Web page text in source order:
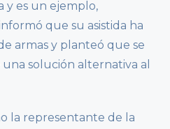
y es un ejemplo,
que su asistida ha
armas y planteó que se
solución alternativa al
la representante de la